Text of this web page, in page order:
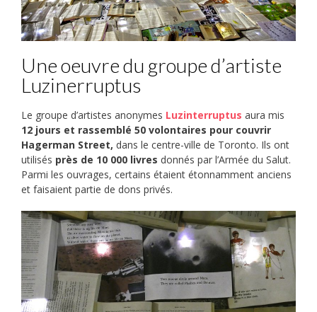
Une oeuvre du groupe d’artiste
Luzinerruptus
Le groupe d’artistes anonymes Luzinterruptus aura mis
12 jours et rassemblé 50 volontaires pour couvrir
Hagerman Street, dans le centre-ville de Toronto. Ils ont
utilisés près de 10 000 livres donnés par l’Armée du Salut.
Parmi les ouvrages, certains étaient étonnamment anciens
et faisaient partie de dons privés.